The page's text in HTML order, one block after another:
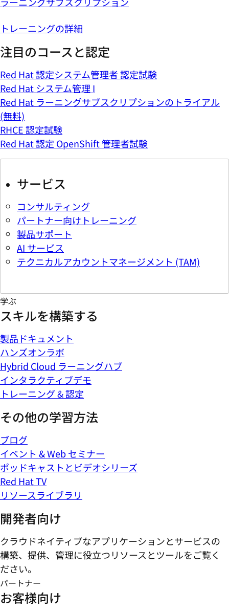
トレーニングの詳細
注目のコースと認定
Red Hat 認定システム管理者 認定試験
Red Hat システム管理 I
Red Hat ラーニングサブスクリプションのトライアル
(無料)
RHCE 認定試験
Red Hat 認定 OpenShift 管理者試験
サービス
コンサルティング
パートナー向けトレーニング
製品サポート
AI サービス
テクニカルアカウントマネージメント (TAM)
学ぶ
スキルを構築する
製品ドキュメント
ハンズオンラボ
Hybrid Cloud ラーニングハブ
インタラクティブデモ
トレーニング & 認定
その他の学習方法
ブログ
イベント & Web セミナー
ポッドキャストとビデオシリーズ
Red Hat TV
リソースライブラリ
開発者向け
クラウドネイティブなアプリケーションとサービスの
構築、提供、管理に役立つリソースとツールをご覧く
ださい。
パートナー
お客様向け